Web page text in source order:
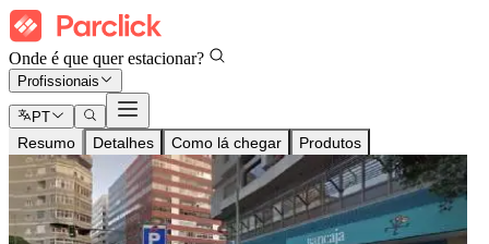
Onde é que quer estacionar?
Profissionais
PT
Resumo Detalhes Como lá chegar Produtos